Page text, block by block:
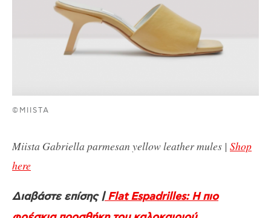
©MIISTA
Miista Gabriella parmesan yellow leather mules | Shop
here
Διαβάστε επίσης |Flat Espadrilles: Η πιο